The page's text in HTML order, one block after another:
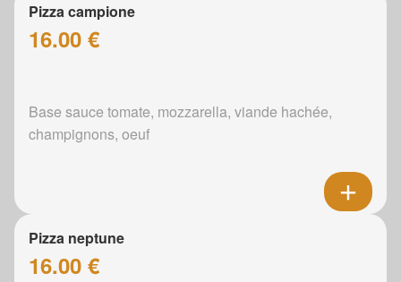
Pizza campione
16.00 €
Base sauce tomate, mozzarella, viande hachée,
champignons, oeuf
Pizza neptune
16.00 €